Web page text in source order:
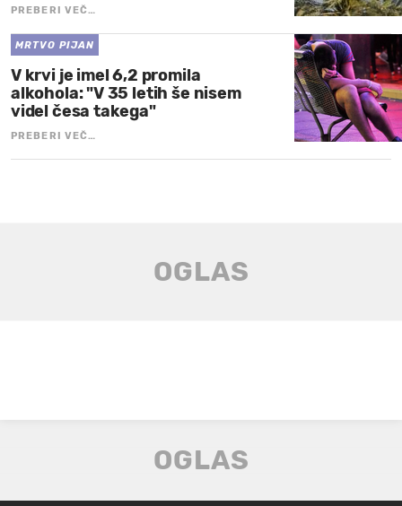
PREBERI VEČ…
MRTVO PIJAN
V krvi je imel 6,2 promila
alkohola: "V 35 letih še nisem
videl česa takega"
PREBERI VEČ…